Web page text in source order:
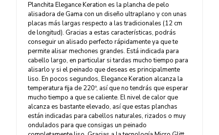
Planchita Elegance Keration es la plancha de pelo
alisadora de Gama con un diseño ultraplano y con unas
placas más largas respecto a las tradicionales (12 cm
de longitud). Gracias a estas características, podrás
conseguir un alisado perfecto rápidamente ya que te
permite alisar mechones grandes. Está indicada para
cabello largo, en particular si tardas mucho tiempo para
alisarlo y si el peinado que deseas es principalmente
liso. En pocos segundos, Elegance Keration alcanza la
temperatura fija de 220º, así que no tendrás que esperar
mucho tiempo a que se caliente. El nivel de calor que
alcanza es bastante elevado, así que estas planchas
están indicadas para cabellos naturales, rizados o muy
ondulados para que consigas un peinado